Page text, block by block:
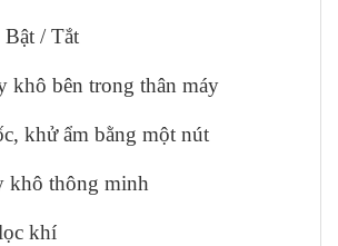
/ Tắt
khô bên trong thân máy
khử ẩm bằng một nút
khô thông minh
khí